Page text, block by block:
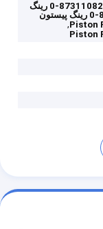
4JB1 رینگ پیستون، 5-87311082-0 رینگ
,